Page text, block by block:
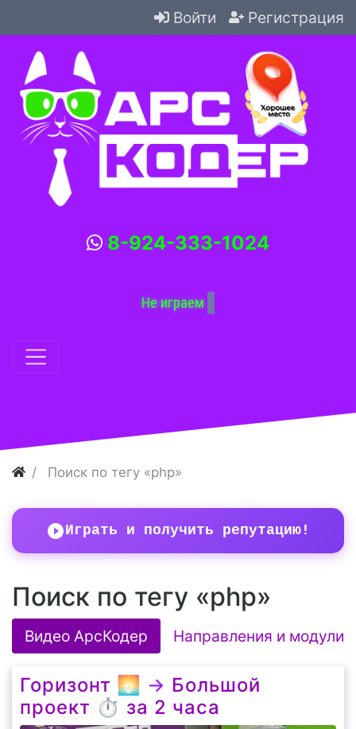
Войти Регистрация
8-924-333-1024
Поиск по тегу «php»
Играть и получить репутацию!
Поиск по тегу «php»
Видео АрсКодер Направления и модули
Горизонт 🌅 → Большой
проект ⏱️ за 2 часа